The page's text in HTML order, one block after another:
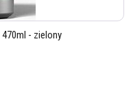
- zielony